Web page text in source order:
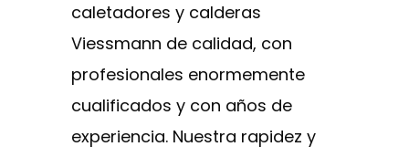
caletadores y calderas
Viessmann de calidad, con
profesionales enormemente
cualificados y con años de
experiencia. Nuestra rapidez y